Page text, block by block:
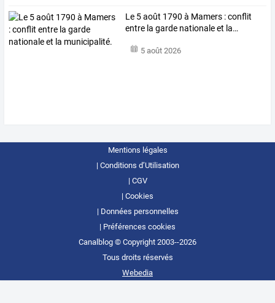
Le 5août 1790 à Mamers :conflit
entre la garde nationaleet la…
5 août 2026
Mentions légales
Conditions d’Utilisation
CGV
Cookies
Données personnelles
Préférences cookies
Canalblog © Copyright 2003--2026
Tous droits réservés
Webedia